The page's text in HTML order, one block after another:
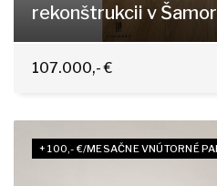
rekonštrukcii v
Školska 23, Šamorín
107.000,- €
+ 100,- €/MESAČNE VNÚTORNÉ